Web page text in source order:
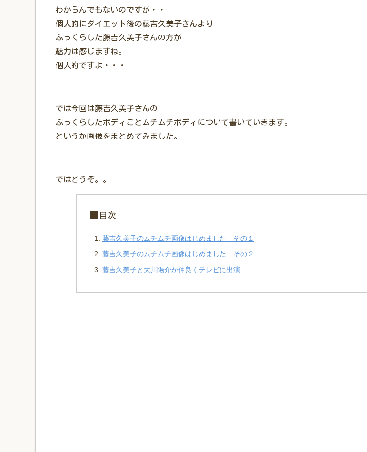
わからんでもないのですが・・
個人的にダイエット後の藤吉久美子さんより
ふっくらした藤吉久美子さんの方が
魅力は感じますね。
個人的ですよ・・・
では今回は藤吉久美子さんの
ふっくらしたボディことムチムチボディについて書いていきます。
というか画像をまとめてみました。
ではどうぞ。。
■目次
藤吉久美子のムチムチ画像はじめました その１
藤吉久美子のムチムチ画像はじめました その２
藤吉久美子と太川陽介が仲良くテレビに出演